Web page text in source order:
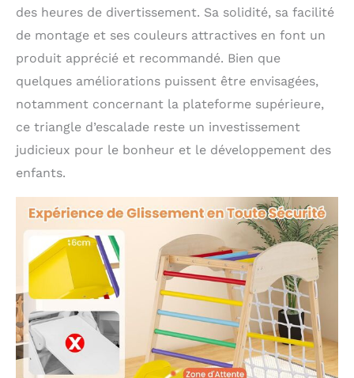
des heures de divertissement. Sa solidité, sa facilité
de montage et ses couleurs attractives en font un
produit apprécié et recommandé. Bien que
quelques améliorations puissent être envisagées,
notamment concernant la plateforme supérieure,
ce triangle d’escalade reste un investissement
judicieux pour le bonheur et le développement des
enfants.